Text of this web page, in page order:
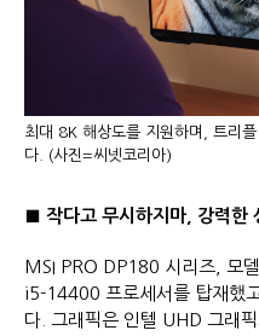
최대 8K 해상도를 지원하며, 트리
다. (사진=씨넷코리아)
■ 작다고 무시하지마 강력한
MSI PRO DP180 시리즈, 모
i5-14400 프로세서를 탑재했
다. 그래픽은 인텔 UHD 그래